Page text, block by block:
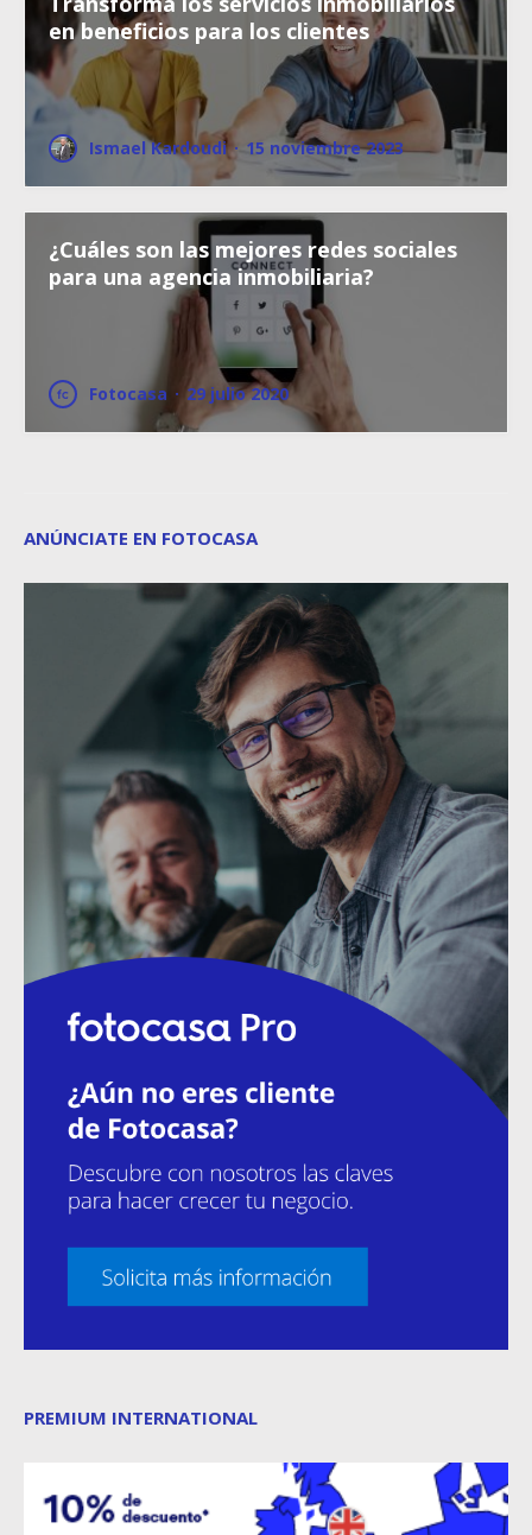
en beneficios para los clientes
Ismael Kardoudi · 15 noviembre 2023
¿Cuáles son las mejores redes sociales
para una agencia inmobiliaria?
Fotocasa · 29 julio 2020
ANÚNCIATE EN FOTOCASA
PREMIUM INTERNATIONAL